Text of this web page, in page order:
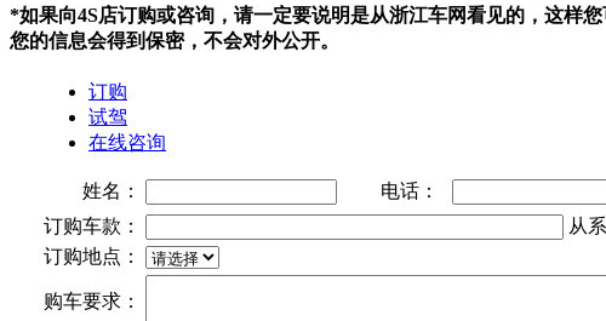
*如果向4S店订购或咨询，请一定要说明是从浙江车网看见的，这样您
您的信息会得到保密，不会对外公开。
订购
试驾
在线咨询
姓名：
电话：
订购车款：
从
订购地点：
购车要求：